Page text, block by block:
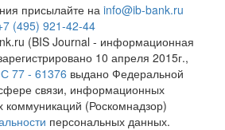
присылайте на info@ib-bank.ru
(495) 921-42-44
(BIS Journal - информационная
10 апреля 2015г.,
77 - 61376 выдано Федеральной
связи, информационных
коммуникаций (Роскомнадзор)
персональных данных.